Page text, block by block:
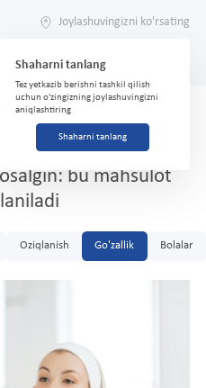
Joylashuvingizni ko'rsating
Shaharni tanlang
Tez yetkazib berishni tashkil qilish
uchun o'zingizning joylashuvingizni
aniqlashtiring
Shaharni tanlang
Rosalgin: bu mahsulot nima va
bu mahsulot
Oziqlanish Go'zallik Bolalar